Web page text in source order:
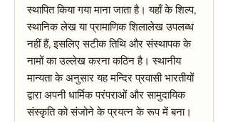
स्थापित किया गया माना जाता है। यहाँ के शिल्प,
स्थानिक लेख या प्रामाणिक शिलालेख उपलब्ध
नहीं हैं, इसलिए सटीक तिथि और संस्थापक के
नामों का उल्लेख करना कठिन है। स्थानीय
मान्यता के अनुसार यह मन्दिर प्रवासी भारतीयों
द्वारा अपनी धार्मिक परंपराओं और सामुदायिक
संस्कृति को संजोने के प्रयत्न के रूप में बना।